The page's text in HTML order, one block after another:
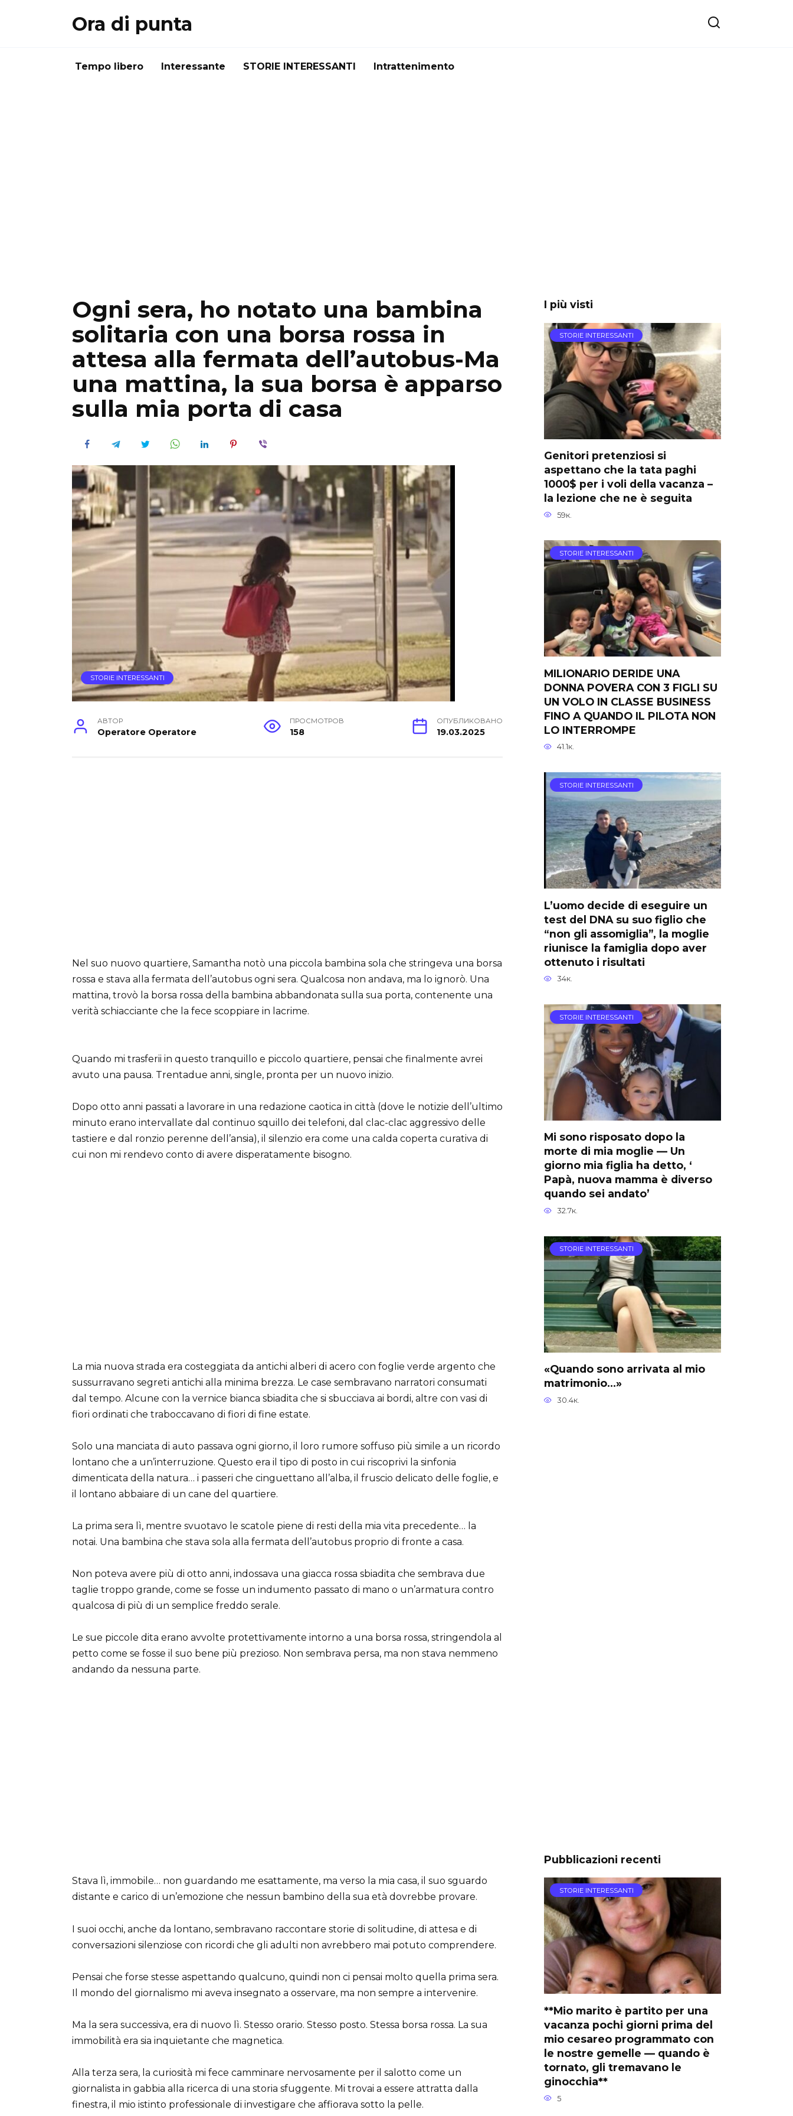
Ora di punta
Tempo libero Interessante STORIE INTERESSANTI Intrattenimento
Ogni sera, ho notato una bambina
solitaria con una borsa rossa in
attesa alla fermata dell’autobus-Ma
una mattina, la sua borsa è apparso
sulla mia porta di casa
STORIE INTERESSANTI
АВТОР
Operatore Operatore
ПРОСМОТРОВ
158
ОПУБЛИКОВАНО
19.03.2025
Nel suo nuovo quartiere, Samantha notò una piccola bambina sola che stringeva una borsa
rossa e stava alla fermata dell’autobus ogni sera. Qualcosa non andava, ma lo ignorò. Una
mattina, trovò la borsa rossa della bambina abbandonata sulla sua porta, contenente una
verità schiacciante che la fece scoppiare in lacrime.
Quando mi trasferii in questo tranquillo e piccolo quartiere, pensai che finalmente avrei
avuto una pausa. Trentadue anni, single, pronta per un nuovo inizio.
Dopo otto anni passati a lavorare in una redazione caotica in città (dove le notizie dell’ultimo
minuto erano intervallate dal continuo squillo dei telefoni, dal clac-clac aggressivo delle
tastiere e dal ronzio perenne dell’ansia), il silenzio era come una calda coperta curativa di
cui non mi rendevo conto di avere disperatamente bisogno.
La mia nuova strada era costeggiata da antichi alberi di acero con foglie verde argento che
sussurravano segreti antichi alla minima brezza. Le case sembravano narratori consumati
dal tempo. Alcune con la vernice bianca sbiadita che si sbucciava ai bordi, altre con vasi di
fiori ordinati che traboccavano di fiori di fine estate.
Solo una manciata di auto passava ogni giorno, il loro rumore soffuso più simile a un ricordo
lontano che a un’interruzione. Questo era il tipo di posto in cui riscoprivi la sinfonia
dimenticata della natura… i passeri che cinguettano all’alba, il fruscio delicato delle foglie, e
il lontano abbaiare di un cane del quartiere.
La prima sera lì, mentre svuotavo le scatole piene di resti della mia vita precedente… la
notai. Una bambina che stava sola alla fermata dell’autobus proprio di fronte a casa.
Non poteva avere più di otto anni, indossava una giacca rossa sbiadita che sembrava due
taglie troppo grande, come se fosse un indumento passato di mano o un’armatura contro
qualcosa di più di un semplice freddo serale.
Le sue piccole dita erano avvolte protettivamente intorno a una borsa rossa, stringendola al
petto come se fosse il suo bene più prezioso. Non sembrava persa, ma non stava nemmeno
andando da nessuna parte.
Stava lì, immobile… non guardando me esattamente, ma verso la mia casa, il suo sguardo
distante e carico di un’emozione che nessun bambino della sua età dovrebbe provare.
I suoi occhi, anche da lontano, sembravano raccontare storie di solitudine, di attesa e di
conversazioni silenziose con ricordi che gli adulti non avrebbero mai potuto comprendere.
Pensai che forse stesse aspettando qualcuno, quindi non ci pensai molto quella prima sera.
Il mondo del giornalismo mi aveva insegnato a osservare, ma non sempre a intervenire.
Ma la sera successiva, era di nuovo lì. Stesso orario. Stesso posto. Stessa borsa rossa. La sua
immobilità era sia inquietante che magnetica.
Alla terza sera, la curiosità mi fece camminare nervosamente per il salotto come un
giornalista in gabbia alla ricerca di una storia sfuggente. Mi trovai a essere attratta dalla
finestra, il mio istinto professionale di investigare che affiorava sotto la pelle.
I più visti
STORIE INTERESSANTI
Genitori pretenziosi si
aspettano che la tata paghi
1000$ per i voli della vacanza –
la lezione che ne è seguita
59к.
STORIE INTERESSANTI
MILIONARIO DERIDE UNA
DONNA POVERA CON 3 FIGLI SU
UN VOLO IN CLASSE BUSINESS
FINO A QUANDO IL PILOTA NON
LO INTERROMPE
41.1к.
STORIE INTERESSANTI
L’uomo decide di eseguire un
test del DNA su suo figlio che
“non gli assomiglia”, la moglie
riunisce la famiglia dopo aver
ottenuto i risultati
34к.
STORIE INTERESSANTI
Mi sono risposato dopo la
morte di mia moglie — Un
giorno mia figlia ha detto, ‘
Papà, nuova mamma è diverso
quando sei andato’
32.7к.
STORIE INTERESSANTI
«Quando sono arrivata al mio
matrimonio…»
30.4к.
Pubblicazioni recenti
STORIE INTERESSANTI
**Mio marito è partito per una
vacanza pochi giorni prima del
mio cesareo programmato con
le nostre gemelle — quando è
tornato, gli tremavano le
ginocchia**
5